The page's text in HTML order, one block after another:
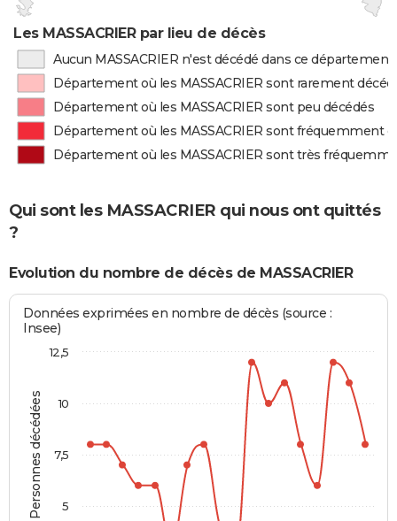
Les MASSACRIER par lieu de décès
Aucun MASSACRIER n'est décédé dans ce département
Département où les MASSACRIER sont rarement
Département où les MASSACRIER sont peu décédés
Département où les MASSACRIER sont fréquemment
Département où les MASSACRIER sont très
Qui sont les MASSACRIER qui nous ont quittés
?
Evolution du nombre de décès de MASSACRIER
Personnes décédées
Données exprimées en nombre de décès (source :
Insee)
5
7,5
10
12,5